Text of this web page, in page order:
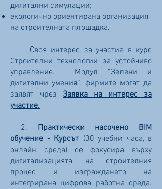
дигитални симулации;
екологично ориентирана организация
на строителната площадка.
Своя интерес за участие в курс
Строителни технологии за устойчиво
управление. Модул “Зелени и
дигитални умения“, фирмите могат да
заявят чрез Заявка на интерес за
участие.
2. Практически насочено BIM
обучение - Курсът (30 учебни часа, в
онлайн среда) се фокусира върху
дигитализацията на строителния
процес и изграждането на
интегрирана цифрова работна среда.